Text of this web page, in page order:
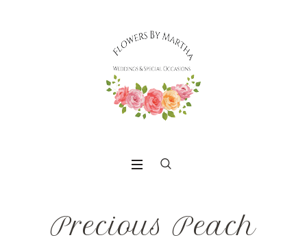
Precious Peach